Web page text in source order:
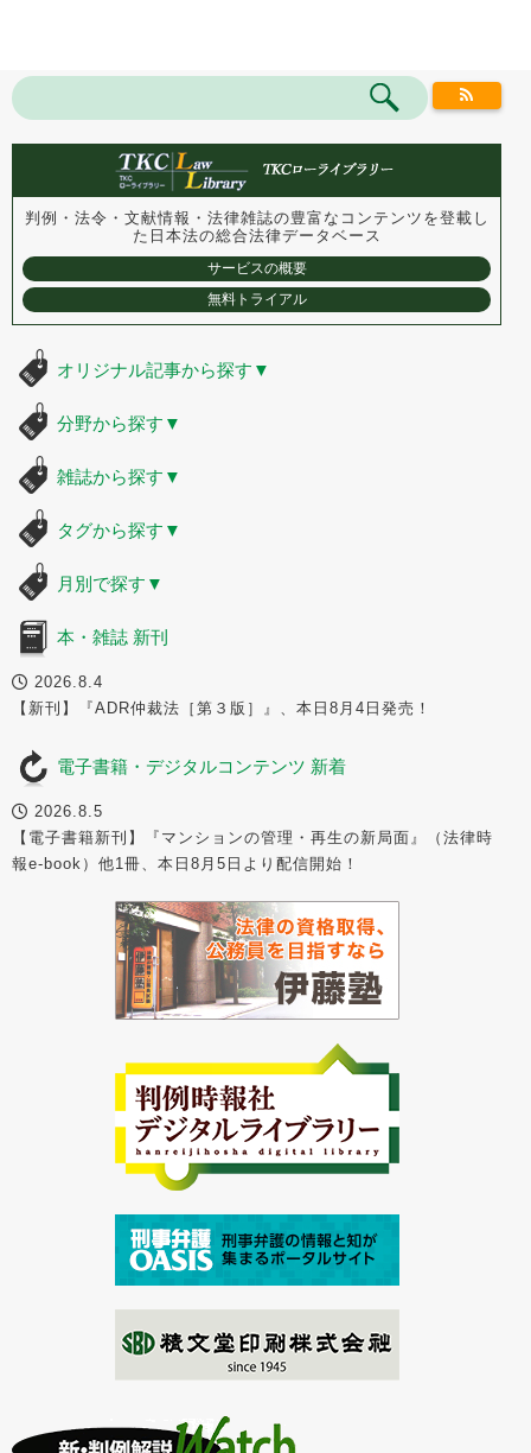
判例・法令・文献情報・法律雑誌の豊富なコンテンツを登載し
た 日本法の総合法律データベース
サービスの概要
無料トライアル
オリジナル記事から探す ▼
分野から探す ▼
雑誌から探す ▼
タグから探す ▼
月別で探す ▼
本・雑誌 新刊
2026.8.4
【新刊】『ADR仲裁法［第３版］』、本日8月4日発売！
電子書籍・デジタルコンテンツ 新着
2026.8.5
【電子書籍新刊】『マンションの管理・再生の新局面』（法律時
報e-book）他1冊、本日8月5日より配信開始！